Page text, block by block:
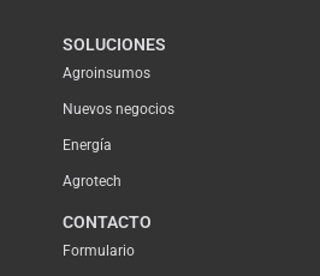
SOLUCIONES
Agroinsumos
Nuevos negocios
Energía
Agrotech
CONTACTO
Formulario